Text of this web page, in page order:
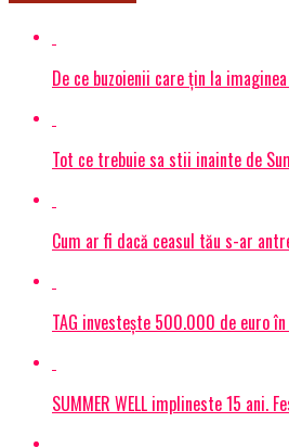
De ce buzoienii care țin la
Tot ce trebuie sa stii inainte de
Cum ar fi dacă ceasul tău s-ar
TAG investește 500.000 de euro
SUMMER WELL implineste 15